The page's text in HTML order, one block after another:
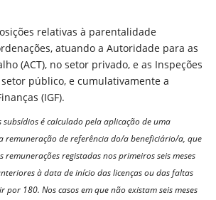
relativas à parentalidade
atuando a Autoridade para as
(ACT), no setor privado, e as Inspeções
público, e cumulativamente a
(IGF).
é calculado pela aplicação de uma
remuneração de referência do/a beneficiário/a, que
registadas nos primeiros seis meses
à data de início das licenças ou das faltas
por 180. Nos casos em que não existam seis meses